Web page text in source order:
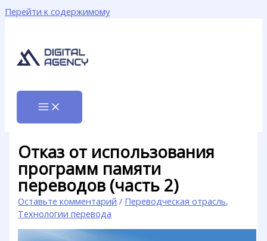
Перейти к содержимому
Отказ от использования
программ памяти
переводов (часть 2)
Оставьте комментарий / Переводческая отрасль,
Технологии перевода